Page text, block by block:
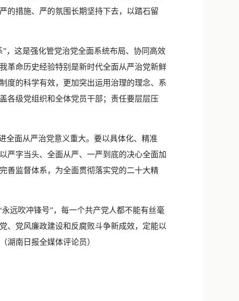
措施、严的氛围长期坚持下去，以踏石留
，这是强化管党治党全面系统布局、协同高效
革命历史经验特别是新时代全面从严治党新鲜
度的科学有效，更加突出运用治理的理念、系
各级党组织和全体党员干部；责任要层层压
全面从严治党意义重大。要以具体化、精准
严字当头、全面从严、一严到底的决心全面加
善监督体系，为全面贯彻落实党的二十大精
远吹冲锋号”，每一个共产党人都不能有丝毫
、党风廉政建设和反腐败斗争新成效，定能以
湖南日报全媒体评论员）